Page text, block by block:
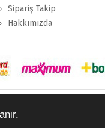
Sipariş Takip
Hakkımızda
© 2005 - 2024 Merpa